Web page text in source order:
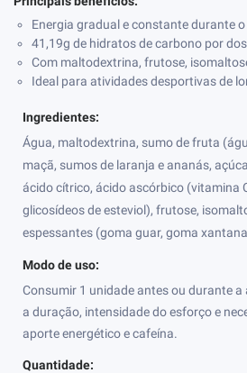
Energia gradual e constante durante
41,19g de hidratos de carbono por
Com maltodextrina, frutose,
Ideal para atividades desportivas de
Ingredientes:
Água, maltodextrina, sumo de fruta
maçã, sumos de laranja e ananás,
ácido cítrico, ácido ascórbico (vitamina
glicosídeos de esteviol), frutose,
espessantes (goma guar, goma
Modo de uso:
Consumir 1 unidade antes ou durante
a duração, intensidade do esforço e
aporte energético e cafeína.
Quantidade: